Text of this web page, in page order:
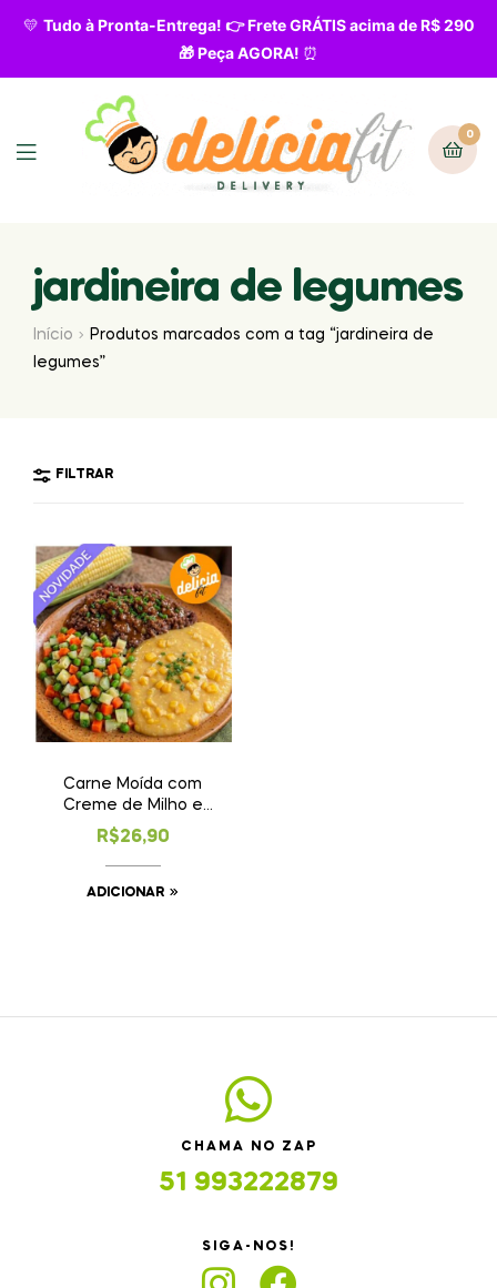
💛 Tudo à Pronta-Entrega! 👉 Frete GRÁTIS acima de R$ 290
🎁 Peça AGORA! ⏰
0
jardineira de legumes
Início
Produtos marcados com a tag “jardineira de
legumes”
FILTRAR
Carne Moída com
Creme de Milho e
Legumes ★
Novidade!
R$26,90
ADICIONAR
CHAMA NO ZAP
51 993222879
SIGA-NOS!